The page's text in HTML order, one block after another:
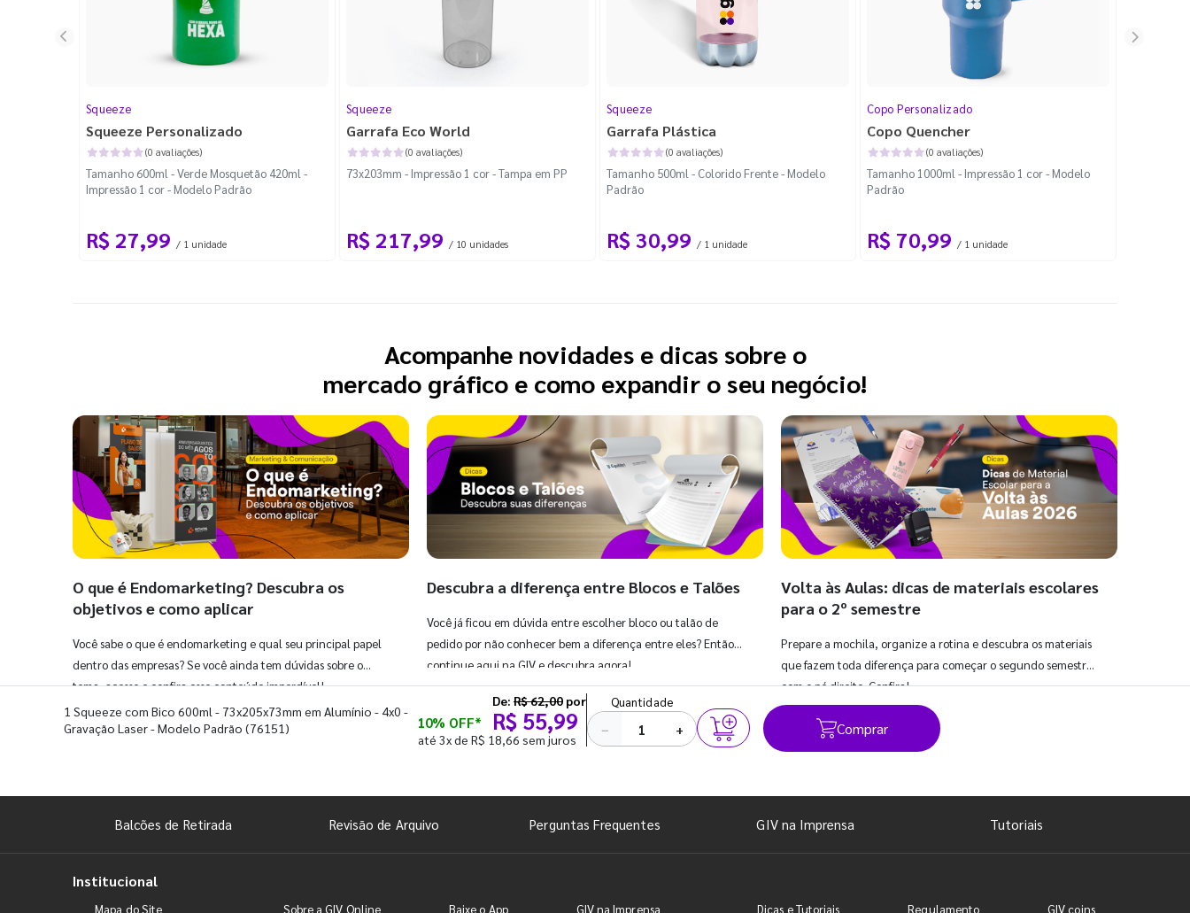
Squeeze
Squeeze Personalizado
(0 avaliações)
Tamanho 600ml - Verde Mosquetão 420ml -
Impressão 1 cor - Modelo Padrão
R$ 27,99 / 1 unidade
Squeeze
Garrafa Eco World
(0 avaliações)
73x203mm - Impressão 1 cor - Tampa em PP
R$ 217,99 / 10 unidades
Squeeze
Garrafa Plástica
(0 avaliações)
Tamanho 500ml - Colorido Frente - Modelo
Padrão
R$ 30,99 / 1 unidade
Copo Personalizado
Copo Quencher
(0 avaliações)
Tamanho 1000ml - Impressão 1 cor - Modelo
Padrão
R$ 70,99 / 1 unidade
Acompanhe novidades e dicas sobre o
mercado gráfico e como expandir o seu negócio!
O que é Endomarketing? Descubra os
objetivos e como aplicar
Você sabe o que é endomarketing e qual seu principal papel
dentro das empresas? Se você ainda tem dúvidas sobre o
tema, acesse e confira esse conteúdo imperdível!
Descubra a diferença entre Blocos e Talões
Você já ficou em dúvida entre escolher bloco ou talão de
pedido por não conhecer bem a diferença entre eles? Então,
continue aqui na GIV e descubra agora!
Volta às Aulas: dicas de materiais escolares
para o 2º semestre
Prepare a mochila, organize a rotina e descubra os materiais
que fazem toda diferença para começar o segundo semestre
com o pé direito. Confira!
1 Squeeze com Bico 600ml - 73x205x73mm em Alumínio - 4x0 -
Gravação Laser - Modelo Padrão (76151) 10% OFF*
De: R$ 62,00 por
R$ 55,99
até 3x de R$ 18,66 sem juros
Quantidade
− + Comprar
Balcões de Retirada Revisão de Arquivo Perguntas Frequentes GIV na Imprensa Tutoriais
Institucional
Mapa do Site Sobre a GIV Online Baixe o App GIV na Imprensa Dicas e Tutoriais Regulamento GIV coins